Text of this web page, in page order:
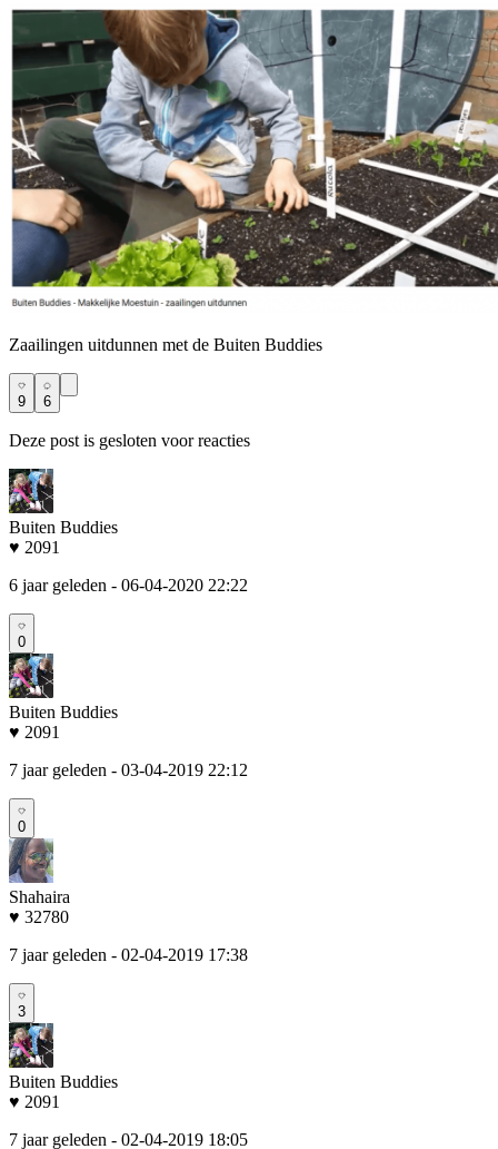
Zaailingen uitdunnen met de Buiten Buddies
9 6
Deze post is gesloten voor reacties
Buiten Buddies
♥ 2091
6 jaar geleden - 06-04-2020 22:22
0
Buiten Buddies
♥ 2091
7 jaar geleden - 03-04-2019 22:12
0
Shahaira
♥ 32780
7 jaar geleden - 02-04-2019 17:38
3
Buiten Buddies
♥ 2091
7 jaar geleden - 02-04-2019 18:05